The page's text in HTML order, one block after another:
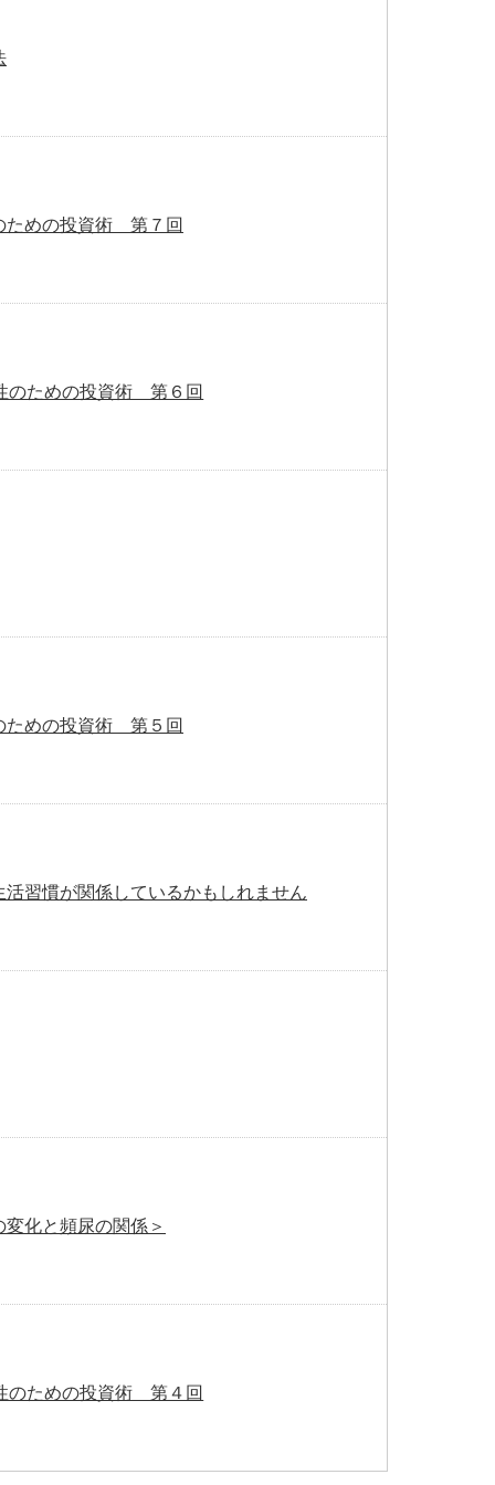
ための投資術 第７回
のための投資術 第６回
ための投資術 第５回
習慣が関係しているかもしれません
化と頻尿の関係＞
のための投資術 第４回